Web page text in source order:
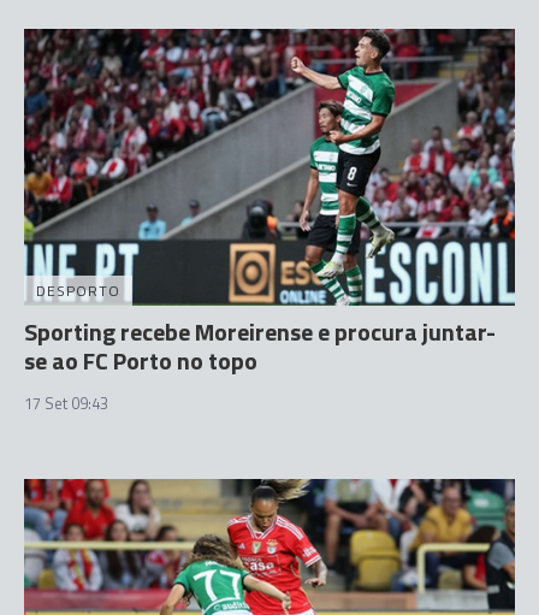
DESPORTO
Sporting recebe Moreirense e procura juntar-
se ao FC Porto no topo
17 Set 09:43